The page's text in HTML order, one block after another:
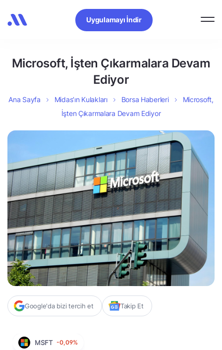
Uygulamayı İndir
Microsoft, İşten Çıkarmalara Devam
Ediyor
Ana Sayfa Midas’ın Kulakları Borsa Haberleri
Microsoft,
İşten Çıkarmalara Devam Ediyor
Google'da bizi tercih et Takip Et
MSFT -0,09%